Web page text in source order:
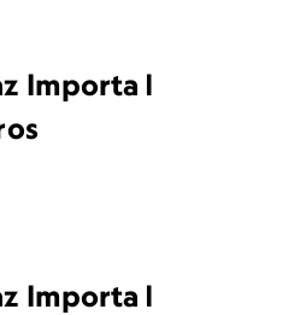
Importa |
Importa |